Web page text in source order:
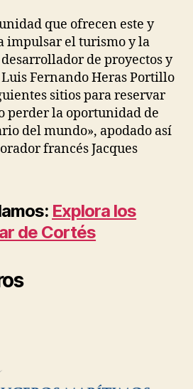
que ofrecen este y
impulsar el turismo y la
de proyectos y
Fernando Heras Portillo
sitios para reservar
perder la oportunidad de
del mundo», apodado así
francés Jacques
Explora los
de Cortés